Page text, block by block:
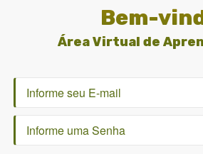
Bem-
Área Virtual de